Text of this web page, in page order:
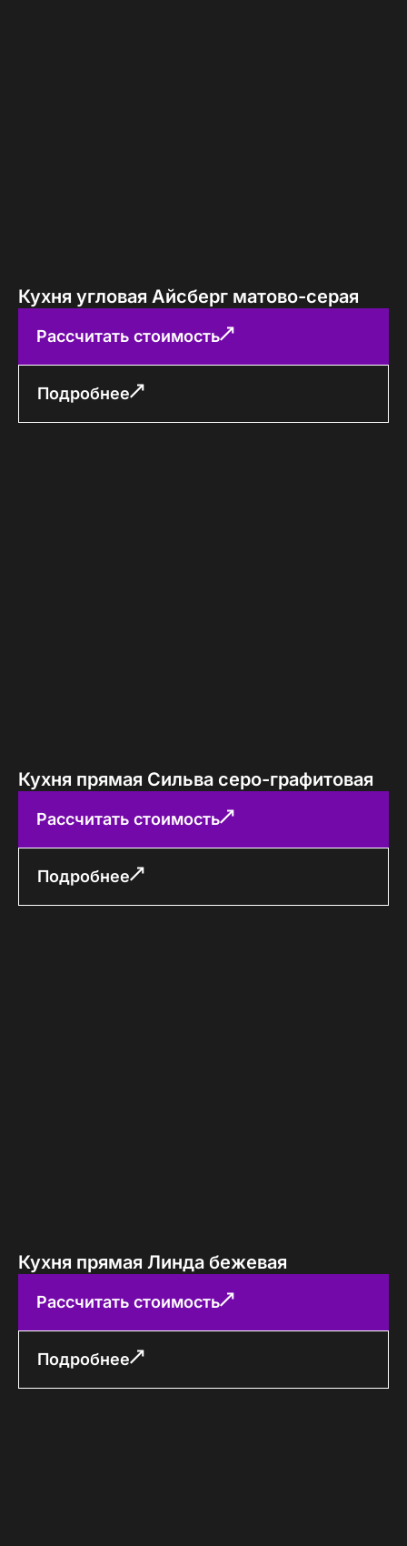
Кухня угловая Айсберг матово-серая
Рассчитать стоимость
Подробнее
Кухня прямая Сильва серо-графитовая
Рассчитать стоимость
Подробнее
Кухня прямая Линда бежевая
Рассчитать стоимость
Подробнее